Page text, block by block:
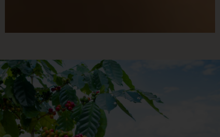
專精醇厚回甘，招牌不酸不苦
為你找到喜歡的風味，是我的目標
看看有那些咖啡